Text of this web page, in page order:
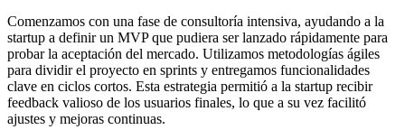
Comenzamos con una fase de consultoría intensiva, ayudando a la
startup a definir un MVP que pudiera ser lanzado rápidamente para
probar la aceptación del mercado. Utilizamos metodologías ágiles
para dividir el proyecto en sprints y entregamos funcionalidades
clave en ciclos cortos. Esta estrategia permitió a la startup recibir
feedback valioso de los usuarios finales, lo que a su vez facilitó
ajustes y mejoras continuas.